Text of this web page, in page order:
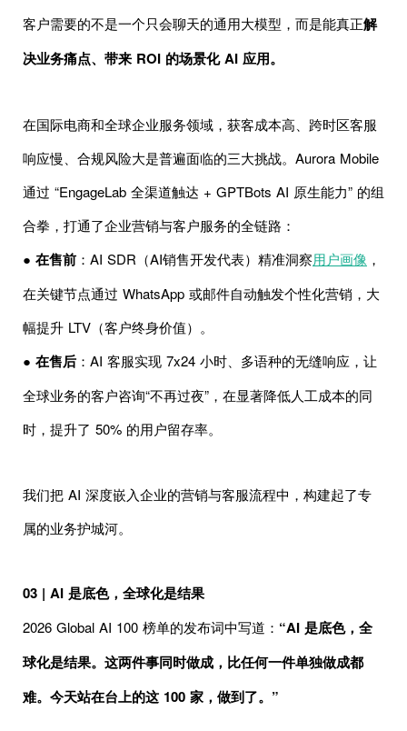
客户需要的不是一个只会聊天的通用大模型，而是能真正解
决业务痛点、带来 ROI 的场景化 AI 应用。
在国际电商和全球企业服务领域，获客成本高、跨时区客服
响应慢、合规风险大是普遍面临的三大挑战。Aurora Mobile
通过 “EngageLab 全渠道触达 + GPTBots AI 原生能力” 的组
合拳，打通了企业营销与客户服务的全链路：
● 在售前 ：AI SDR（AI销售开发代表）精准洞察用户画像 ，
在关键节点通过 WhatsApp 或邮件自动触发个性化营销，大
幅提升 LTV（客户终身价值）。
● 在售后 ：AI 客服实现 7x24 小时、多语种的无缝响应，让
全球业务的客户咨询“不再过夜”，在显著降低人工成本的同
时，提升了 50% 的用户留存率。
我们把 AI 深度嵌入企业的营销与客服流程中，构建起了专
属的业务护城河。
03 | AI 是底色，全球化是结果
2026 Global AI 100 榜单的发布词中写道： “AI 是底色，全
球化是结果。这两件事同时做成，比任何一件单独做成都
难。今天站在台上的这 100 家，做到了。”